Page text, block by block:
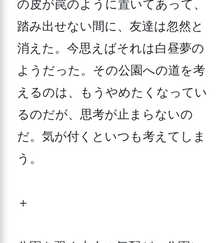
の皮が罠のように置いてあって、
踏み出せない間に、友達は忽然と
消えた。今思えばそれは白昼夢の
ようだった。その公園への道を考
えるのは、もうやめたくなってい
るのだが、思考が止まらないの
だ。気が付くといつも考えてしま
う。
＋